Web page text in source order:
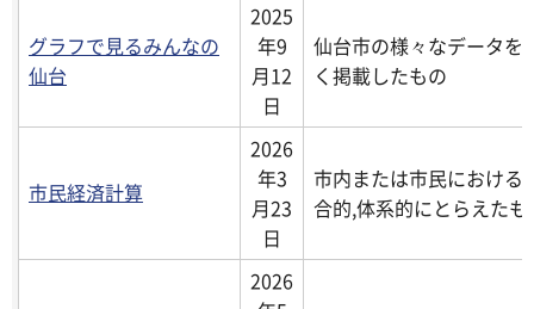
グラフで見るみんなの
仙台
2025
年9
月12
日
仙台市の様々なデータを
く掲載したもの
市民経済計算
2026
年3
月23
日
市内または市民における
合的,体系的にとらえたも
2026